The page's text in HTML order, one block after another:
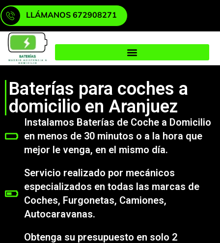
LLÁMANOS 672908271
Baterías para coches a
domicilio en Aranjuez
Instalamos Baterías de Coche a Domicilio
en menos de 30 minutos o a la hora que
mejor le venga, en el mismo día.
Servicio realizado por mecánicos
especializados en todas las marcas de
Coches, Furgonetas, Camiones,
Autocaravanas.
Obtenga su presupuesto en solo 2